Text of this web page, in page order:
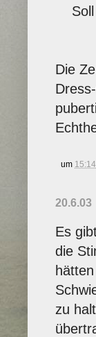
Die
um 15:14
20.6.03
Es
die
zu